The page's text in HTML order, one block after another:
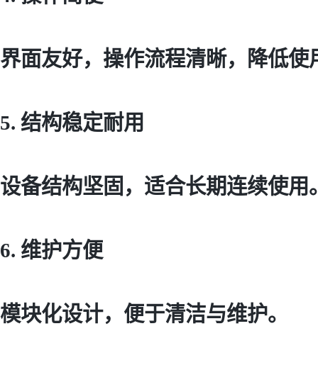
界面友好，操作流程清晰，降低使
5. 结构稳定耐用
设备结构坚固，适合长期连续使用
6. 维护方便
模块化设计，便于清洁与维护。